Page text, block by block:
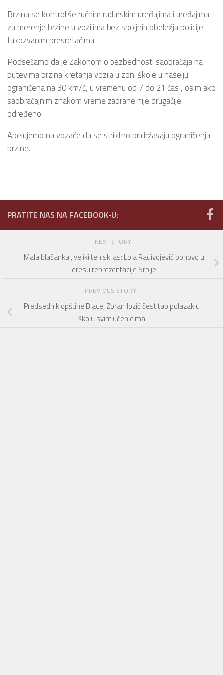
Brzina se kontroliše ručnim radarskim uređajima i uređajima
za merenje brzine u vozilima bez spoljnih obeležja policije
takozvanim presretačima.
Podsećamo da je Zakonom o bezbednosti saobraćaja na
putevima brzina kretanja vozila u zoni škole u naselju
ograničena na 30 km/č, u vremenu od 7 do 21 čas , osim ako
saobraćajnim znakom vreme zabrane nije drugačije
određeno.
Apelujemo na vozače da se striktno pridržavaju ograničenja
brzine.
PRATITE NAS NA FACEBOOK-U:
NEXT STORY
Mala blačanka , veliki teniski as: Lola Radivojević ponovo u
dresu reprezentacije Srbije
PREVIOUS STORY
Predsednik opštine Blace, Zoran Jozić čestitao polazak u
školu svim učenicima